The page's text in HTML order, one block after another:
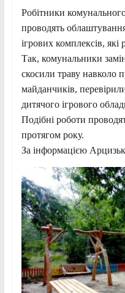
Робітники
проводять
ігрових комплексів,
Так, комунальники
скосили траву навколо
майданчиків,
дитячого ігрового
Подібні роботи
протягом року.
За інформацією